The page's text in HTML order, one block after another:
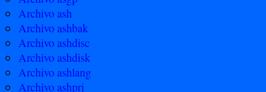
Archivo ash
Archivo ashbak
Archivo ashdisc
Archivo ashdisk
Archivo ashlang
Archivo ashprj